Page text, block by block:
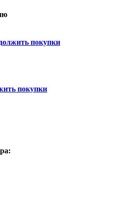
покупки
покупки